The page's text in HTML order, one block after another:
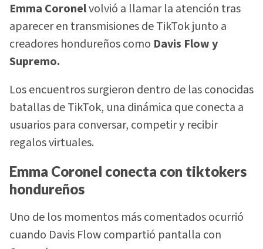
Emma Coronelvolvió a llamar la atención tras
aparecer en transmisiones de TikTok junto a
creadores hondureños como Davis Flow y
Supremo.
Los encuentros surgieron dentro de las conocidas
batallas de TikTok, una dinámica que conecta a
usuarios para conversar, competir y recibir
regalos virtuales.
Emma Coronel conecta con tiktokers
hondureños
Uno de los momentos más comentados ocurrió
cuando Davis Flow compartió pantalla con